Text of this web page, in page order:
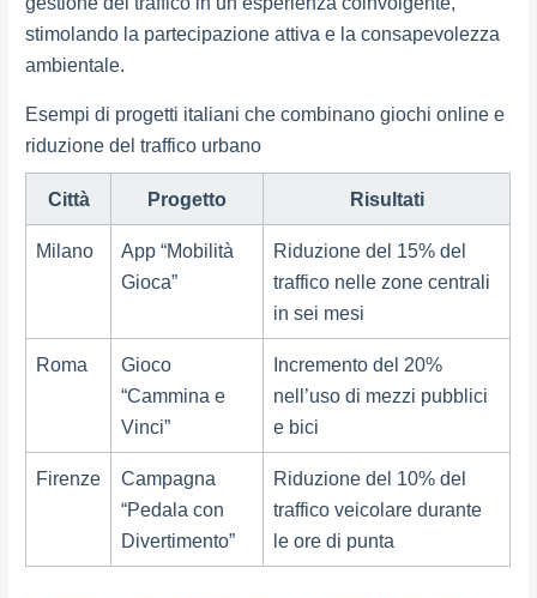
stimolando la partecipazione attiva e la consapevolezza
ambientale.
Esempi di progetti italiani che combinano giochi online e
riduzione del traffico urbano
Città Progetto Risultati
Milano
App “Mobilità
Gioca”
Riduzione del 15% del
traffico nelle zone centrali
in sei mesi
Roma
Gioco
“Cammina e
Vinci”
Incremento del 20%
nell’uso di mezzi pubblici
e bici
Firenze
Campagna
“Pedala con
Divertimento”
Riduzione del 10% del
traffico veicolare durante
le ore di punta